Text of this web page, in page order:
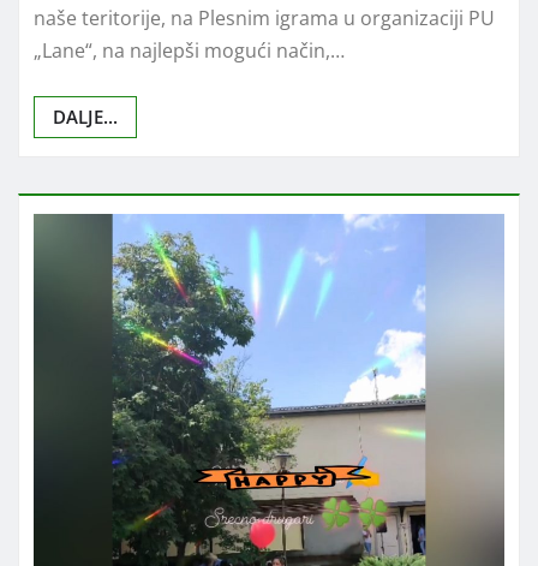
naše teritorije, na Plesnim igrama u organizaciji PU
„Lane“, na najlepši mogući način,…
DALJE...